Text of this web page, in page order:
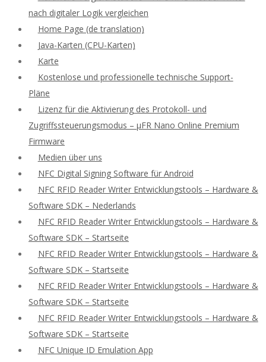
nach digitaler Logik vergleichen
Home Page (de translation)
Java-Karten (CPU-Karten)
Karte
Kostenlose und professionelle technische Support-
Pläne
Lizenz für die Aktivierung des Protokoll- und
Zugriffssteuerungsmodus – μFR Nano Online Premium
Firmware
Medien über uns
NFC Digital Signing Software für Android
NFC RFID Reader Writer Entwicklungstools – Hardware &
Software SDK – Nederlands
NFC RFID Reader Writer Entwicklungstools – Hardware &
Software SDK – Startseite
NFC RFID Reader Writer Entwicklungstools – Hardware &
Software SDK – Startseite
NFC RFID Reader Writer Entwicklungstools – Hardware &
Software SDK – Startseite
NFC RFID Reader Writer Entwicklungstools – Hardware &
Software SDK – Startseite
NFC Unique ID Emulation App